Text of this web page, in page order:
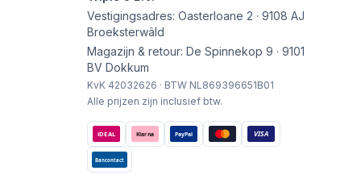
Vestigingsadres: Oasterloane 2 · 9108 AJ
Broeksterwâld
Magazijn & retour: De Spinnekop 9 · 9101
BV Dokkum
KvK 42032626 · BTW NL869396651B01
Alle prijzen zijn inclusief btw.
iDEAL Klarna PayPal VISA
Bancontact